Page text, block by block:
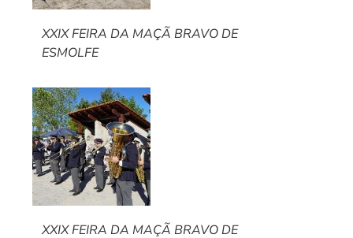
XXIX FEIRA DA MAÇÃ BRAVO DE
ESMOLFE
XXIX FEIRA DA MAÇÃ BRAVO DE